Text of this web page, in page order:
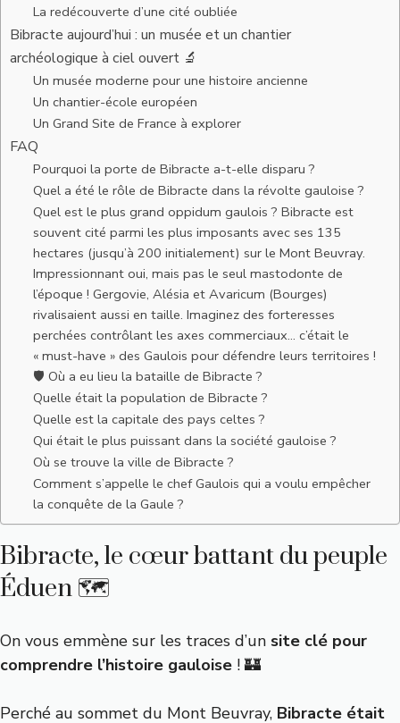
La redécouverte d’une cité oubliée
Bibracte aujourd’hui : un musée et un chantier
archéologique à ciel ouvert 🔬
Un musée moderne pour une histoire ancienne
Un chantier-école européen
Un Grand Site de France à explorer
FAQ
Pourquoi la porte de Bibracte a-t-elle disparu ?
Quel a été le rôle de Bibracte dans la révolte gauloise ?
Quel est le plus grand oppidum gaulois ? Bibracte est
souvent cité parmi les plus imposants avec ses 135
hectares (jusqu’à 200 initialement) sur le Mont Beuvray.
Impressionnant oui, mais pas le seul mastodonte de
l’époque ! Gergovie, Alésia et Avaricum (Bourges)
rivalisaient aussi en taille. Imaginez des forteresses
perchées contrôlant les axes commerciaux… c’était le
« must-have » des Gaulois pour défendre leurs territoires !
🛡️ Où a eu lieu la bataille de Bibracte ?
Quelle était la population de Bibracte ?
Quelle est la capitale des pays celtes ?
Qui était le plus puissant dans la société gauloise ?
Où se trouve la ville de Bibracte ?
Comment s’appelle le chef Gaulois qui a voulu empêcher
la conquête de la Gaule ?
Bibracte, le cœur battant du peuple
Éduen 🗺️
On vous emmène sur les traces d’un site clé pour
comprendre l’histoire gauloise ! 🏰
Perché au sommet du Mont Beuvray, Bibracte était